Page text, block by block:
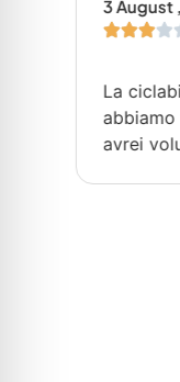
3 August
La
avrei